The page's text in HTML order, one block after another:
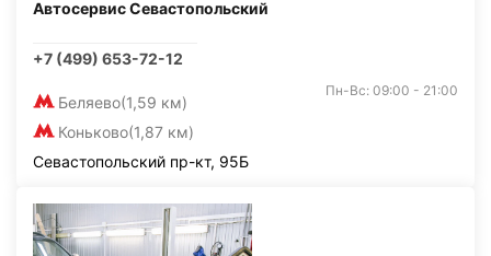
Автосервис Севастопольский
+7 (499) 653-72-12
Беляево(1,59 км)
Коньково(1,87 км)
Пн-Вс: 09:00 - 21:00
Севастопольский пр-кт, 95Б